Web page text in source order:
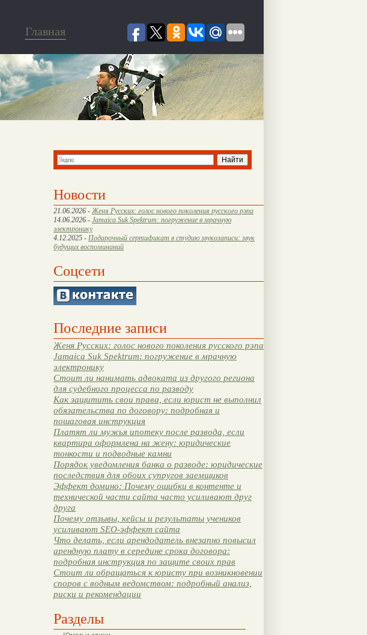
Главная
Новости
21.06.2026 - Женя Русских: голос нового поколения русского рэпа
14.06.2026 - Jamaica Suk Spektrum: погружение в мрачную
электронику
4.12.2025 - Подарочный сертификат в студию звукозаписи: звук
будущих воспоминаний
Соцсети
Последние записи
Женя Русских: голос нового поколения русского рэпа
Jamaica Suk Spektrum: погружение в мрачную
электронику
Стоит ли нанимать адвоката из другого региона
для судебного процесса по разводу
Как защитить свои права, если юрист не выполнил
обязательства по договору: подробная и
пошаговая инструкция
Платят ли мужья ипотеку после развода, если
квартира оформлена на жену: юридические
тонкости и подводные камни
Порядок уведомления банка о разводе: юридические
последствия для обоих супругов заемщиков
Эффект домино: Почему ошибки в контенте и
технической части сайта часто усиливают друг
друга
Почему отзывы, кейсы и результаты учеников
усиливают SEO-эффект сайта
Что делать, если арендодатель внезапно повысил
арендную плату в середине срока договора:
подробная инструкция по защите своих прав
Стоит ли обращаться к юристу при возникновении
споров с водным ведомством: подробный анализ,
риски и рекомендации
Разделы